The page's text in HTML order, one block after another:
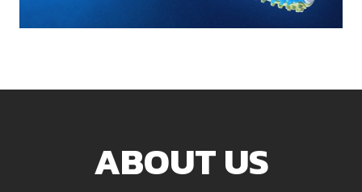
ABOUT US